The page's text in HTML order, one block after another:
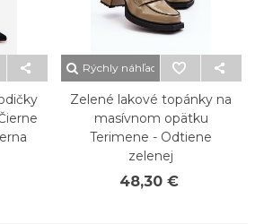
Rýchly náhľad
Zelené lakové topánky na
masívnom opätku
Terimene - Odtiene
zelenej
48,30 €